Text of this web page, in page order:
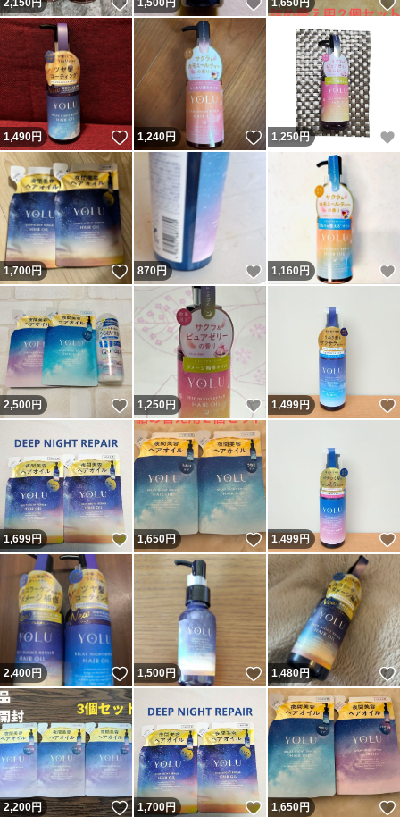
2,150円 いいね！
1,500円 いいね！
1,650円
1,490円 いいね！
1,240円 いいね！
1,250円
1,700円 いいね！
870円 いいね！
1,160 円
2,500円 いいね！
1,250円 いいね！
1,499円
1,699円 いいね！
1,650円 いいね！
1,499円
2,400円 いいね！
1,500円 いいね！
1,480円
2,200円 いいね！
1,700円 いいね！
1,650円